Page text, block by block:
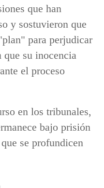
que han
y sostuvieron que
para perjudicar
su inocencia
el proceso
en los tribunales,
bajo prisión
se profundicen